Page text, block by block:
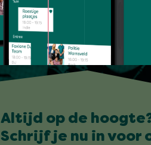
Altijd op de
Schrijf je nu in voor